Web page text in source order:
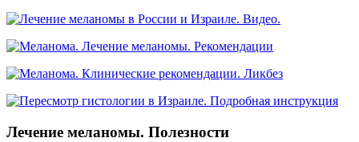
Лечение меланомы. Полезности